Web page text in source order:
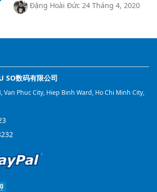
Đặng Hoài Đức 24 Tháng 4, 2020
SO数码有限公司
Van Phuc City, Hiep Binh Ward, Ho Chi Minh City,